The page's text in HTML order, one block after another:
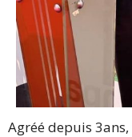
Agréé depuis 3ans,